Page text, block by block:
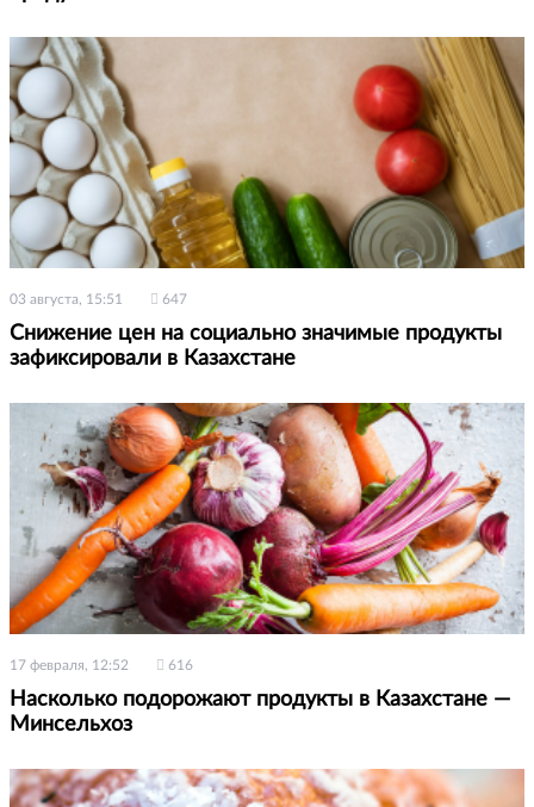
03 августа, 15:51 647
Снижение цен на социально значимые продукты
зафиксировали в Казахстане
17 февраля, 12:52 616
Насколько подорожают продукты в Казахстане —
Минсельхоз